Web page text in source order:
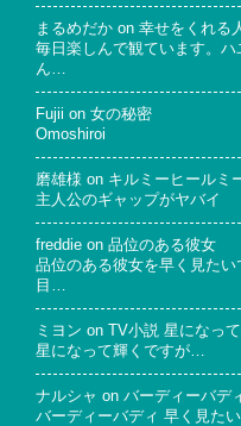
まるめだか on 幸せをくれる
毎日楽しんで観ています。
ん…
Fujii on 女の秘密
Omoshiroi
磨雄様 on キルミーヒールミ
主人公のギャップがヤバイ
freddie on 品位のある彼女
品位のある彼女を早く見た
目…
ミヨン on TV小説 星になっ
星になって輝くですが…
ナルシャ on バーディーバデ
バーディーバディ 早く見たい